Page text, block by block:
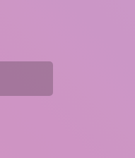
IP Address